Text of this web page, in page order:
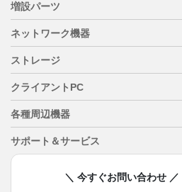
増設パーツ
ネットワーク機器
ストレージ
クライアントPC
各種周辺機器
サポート＆サービス
＼ 今すぐお問い合わせ ／